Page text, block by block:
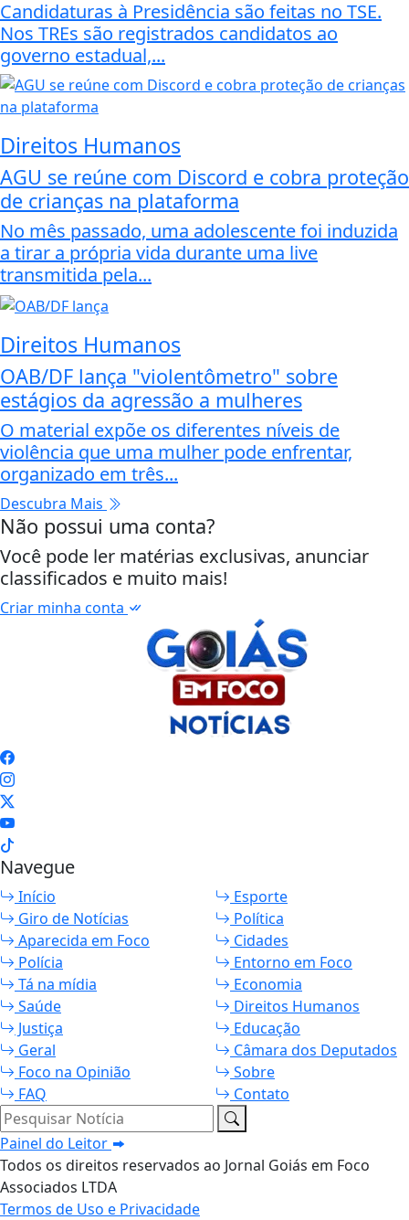
Candidaturas à Presidência são feitas no TSE.
Nos TREs são registrados candidatos ao
governo estadual,...
Direitos Humanos
AGU se reúne com Discord e cobra proteção
de crianças na plataforma
No mês passado, uma adolescente foi induzida
a tirar a própria vida durante uma live
transmitida pela...
Direitos Humanos
OAB/DF lança "violentômetro" sobre
estágios da agressão a mulheres
O material expõe os diferentes níveis de
violência que uma mulher pode enfrentar,
organizado em três...
Descubra Mais
Não possui uma conta?
Você pode ler matérias exclusivas, anunciar
classificados e muito mais!
Criar minha conta
Navegue
Início
Esporte
Giro de Notícias
Política
Aparecida em Foco
Cidades
Polícia
Entorno em Foco
Tá na mídia
Economia
Saúde
Direitos Humanos
Justiça
Educação
Geral
Câmara dos Deputados
Foco na Opinião
Sobre
FAQ
Contato
Pesquisar Notícia
Painel do Leitor
Todos os direitos reservados ao Jornal Goiás em Foco
Associados LTDA
Termos de Uso e Privacidade